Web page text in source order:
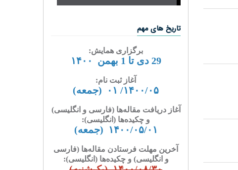
تاریخ های مهم
برگزاری همایش:
29 دی تا 1 بهمن ۱۴۰۰
آغاز ثبت نام:
۱۴۰۰/۰۵/ ۰۱ (جمعه)
آغاز دریافت مقاله‌ها (فارسی و انگلیسی)
و چکیده‌ها (انگلیسی):
۱۴۰۰/۰۵/۰۱ (جمعه)
آخرین مهلت فرستادن مقاله‌ها (فارسی
و انگلیسی) و چکیده‌ها (انگلیسی):